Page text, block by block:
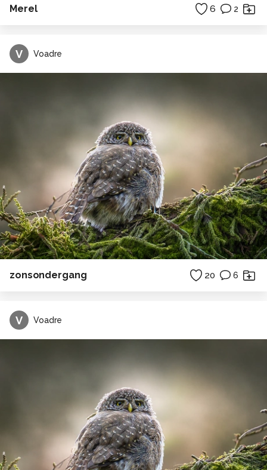
Merel 6 2
V Voadre
zonsondergang 20 6
V Voadre